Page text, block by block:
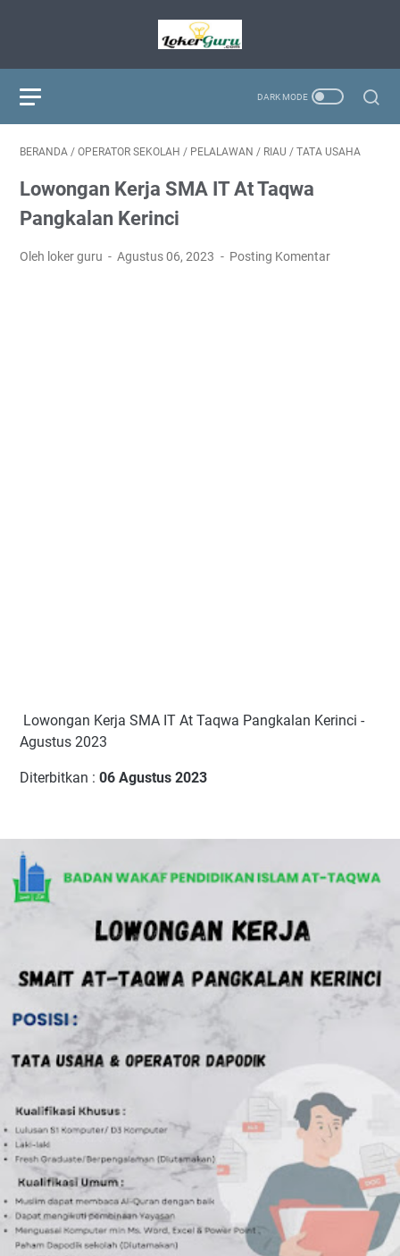
BERANDA / OPERATOR SEKOLAH / PELALAWAN / RIAU / TATA USAHA
Lowongan Kerja SMA IT At Taqwa
Pangkalan Kerinci
Oleh loker guru Agustus 06, 2023 Posting Komentar
Lowongan Kerja SMA IT At Taqwa Pangkalan Kerinci -
Agustus 2023
Diterbitkan : 06 Agustus 2023